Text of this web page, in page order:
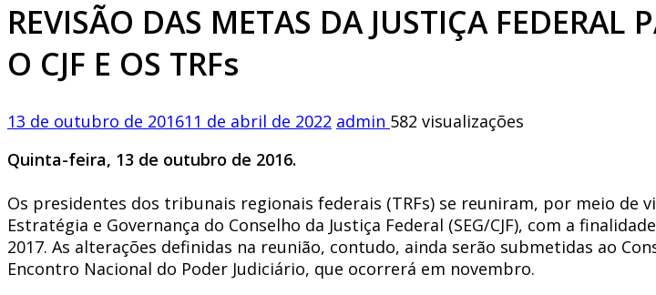
REVISÃO DAS METAS DA JUSTIÇA FEDERAL
O CJF E OS TRFs
13 de outubro de 201611 de abril de 2022 admin 582 visualizações
Quinta-feira, 13 de outubro de 2016.
Os presidentes dos tribunais regionais federais (TRFs) se reuniram, por meio de
Estratégia e Governança do Conselho da Justiça Federal (SEG/CJF), com a
2017. As alterações definidas na reunião, contudo, ainda serão submetidas ao
Encontro Nacional do Poder Judiciário, que ocorrerá em novembro.